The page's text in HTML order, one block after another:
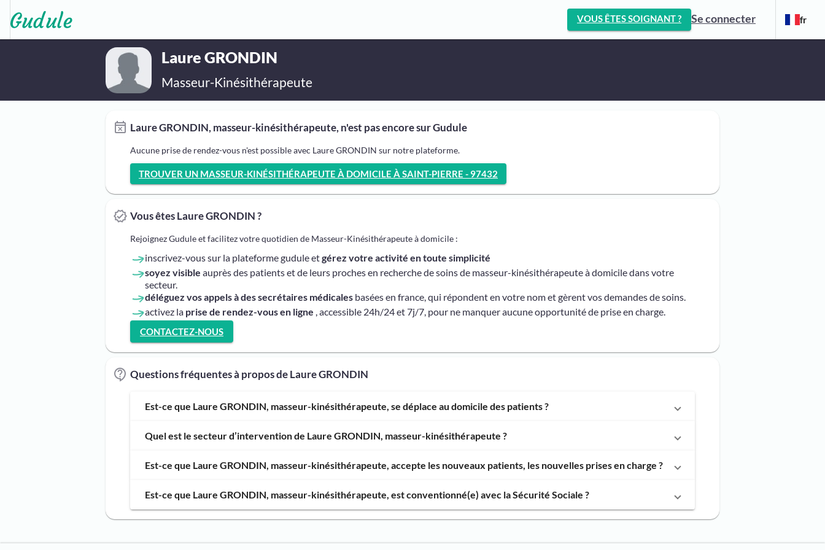
VOUS ÊTES SOIGNANT ? Se connecter fr
Laure GRONDIN
Masseur-Kinésithérapeute
Laure GRONDIN, masseur-kinésithérapeute, n'est pas encore sur Gudule
Aucune prise de rendez-vous n'est possible avec Laure GRONDIN sur notre plateforme.
TROUVER UN MASSEUR-KINÉSITHÉRAPEUTE À DOMICILE À SAINT-PIERRE - 97432
Vous êtes Laure GRONDIN ?
Rejoignez Gudule et facilitez votre quotidien de Masseur-Kinésithérapeute à domicile :
inscrivez-vous sur la plateforme gudule etgérez votre activité en toute simplicité
soyez visible auprès des patients et de leurs proches en recherche de soins de masseur-kinésithérapeute à domicile dans votre
secteur.
déléguez vos appels à des secrétaires médicales basées en france, qui répondent en votre nom et gèrent vos demandes de soins.
activez la prise de rendez-vous en ligne , accessible 24h/24 et 7j/7, pour ne manquer aucune opportunité de prise en charge.
CONTACTEZ-NOUS
Questions fréquentes à propos de Laure GRONDIN
Est-ce que Laure GRONDIN, masseur-kinésithérapeute, se déplace au domicile des patients ?
Quel est le secteur d’intervention de Laure GRONDIN, masseur-kinésithérapeute ?
Est-ce que Laure GRONDIN, masseur-kinésithérapeute, accepte les nouveaux patients, les nouvelles prises en charge ?
Est-ce que Laure GRONDIN, masseur-kinésithérapeute, est conventionné(e) avec la Sécurité Sociale ?